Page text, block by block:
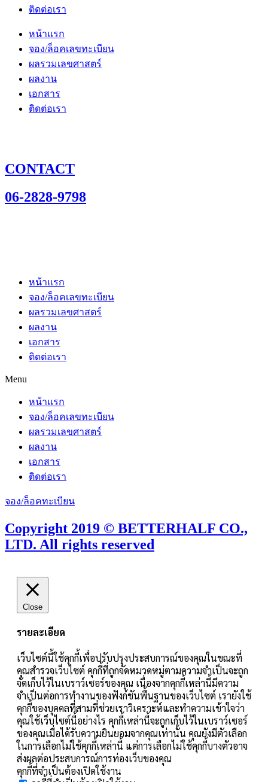
ติดต่อเรา
หน้าแรก
จอง/ล็อคเลขทะเบียน
ผลรวมเลขศาสตร์
ผลงาน
เอกสาร
ติดต่อเรา
CONTACT
06-2828-9798
หน้าแรก
จอง/ล็อคเลขทะเบียน
ผลรวมเลขศาสตร์
ผลงาน
เอกสาร
ติดต่อเรา
Menu
หน้าแรก
จอง/ล็อคเลขทะเบียน
ผลรวมเลขศาสตร์
ผลงาน
เอกสาร
ติดต่อเรา
จอง/ล็อคทะเบียน
Copyright 2019 © BETTERHALF CO.,
LTD. All rights reserved
Close
รายละเอียด
เว็บไซต์นี้ใช้คุกกี้เพื่อปรับปรุงประสบการณ์ของคุณในขณะที่
คุณสำรวจเว็บไซต์ คุกกี้ที่ถูกจัดหมวดหมู่ตามความจำเป็นจะถูก
จัดเก็บไว้ในเบราว์เซอร์ของคุณ เนื่องจากคุกกี้เหล่านี้มีความ
จำเป็นต่อการทำงานของฟังก์ชันพื้นฐานของเว็บไซต์ เรายังใช้
คุกกี้ของบุคคลที่สามที่ช่วยเราวิเคราะห์และทำความเข้าใจว่า
คุณใช้เว็บไซต์นี้อย่างไร คุกกี้เหล่านี้จะถูกเก็บไว้ในเบราว์เซอร์
ของคุณเมื่อได้รับความยินยอมจากคุณเท่านั้น คุณยังมีตัวเลือก
ในการเลือกไม่ใช้คุกกี้เหล่านี้ แต่การเลือกไม่ใช้คุกกี้บางตัวอาจ
ส่งผลต่อประสบการณ์การท่องเว็บของคุณ
คุกกี้ที่จำเป็นต้องเปิดใช้งาน